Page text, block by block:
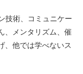
技術、コミュニケー
、メンタリズム、催
、他では学べないス